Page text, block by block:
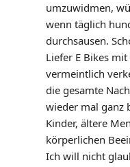
umzuwidmen,
wenn täglich
durchsausen.
Liefer E Bikes
vermeintlich
die gesamte
wieder mal ganz
Kinder, ältere
körperlichen
Ich will nicht